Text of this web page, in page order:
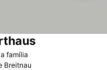
família
Breitnau